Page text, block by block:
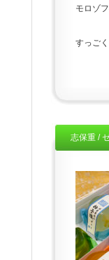
モロゾ
すっご
志保重 /